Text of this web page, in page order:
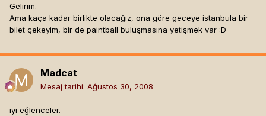
Gelirim.
Ama kaça kadar birlikte olacağız, ona göre geceye istanbula bir
bilet çekeyim, bir de paintball buluşmasına yetişmek var :D
Madcat
Mesaj tarihi: Ağustos 30, 2008
iyi eğlenceler.